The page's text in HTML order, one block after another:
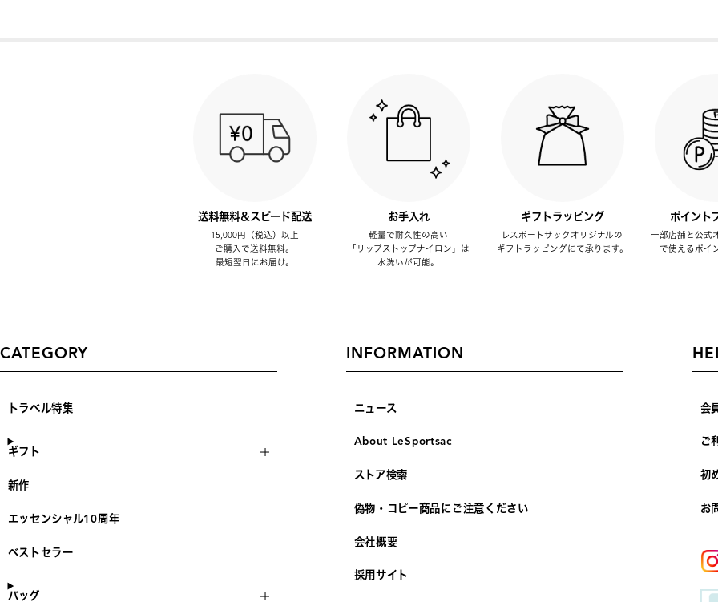
送料無料＆スピード配送
15,000円（税込）以上
ご購入で送料無料。
最短翌日にお届け。
お手入れ
軽量で耐久性の高い
「リップストップナイロン」は
水洗いが可能。
ギフトラッピング
レスポートサックオリジナルの
ギフトラッピングにて承ります。
ポイント
一部店舗と公式
で使えるポイ
CATEGORY
トラベル特集
ギフト
新作
エッセンシャル10周年
ベストセラー
バッグ
INFORMATION
ニュース
About LeSportsac
ストア検索
偽物・コピー商品にご注意ください
会社概要
採用サイト
会
ご
初
お